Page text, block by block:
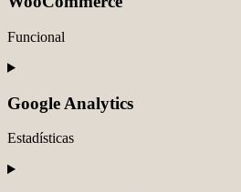
Funcional
Consent
service
woocommerce
Google Analytics
Estadísticas
Consent